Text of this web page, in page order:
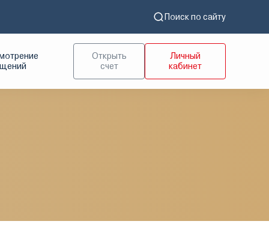
Поиск по сайту
Открыть
счет
Личный
кабинет